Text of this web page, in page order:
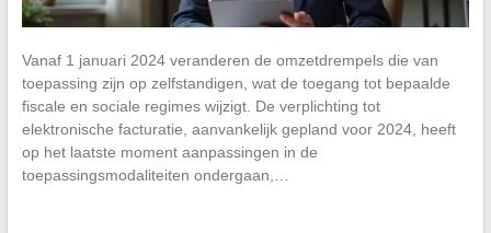
Vanaf 1 januari 2024 veranderen de omzetdrempels die van
toepassing zijn op zelfstandigen, wat de toegang tot bepaalde
fiscale en sociale regimes wijzigt. De verplichting tot
elektronische facturatie, aanvankelijk gepland voor 2024, heeft
op het laatste moment aanpassingen in de
toepassingsmodaliteiten ondergaan,…